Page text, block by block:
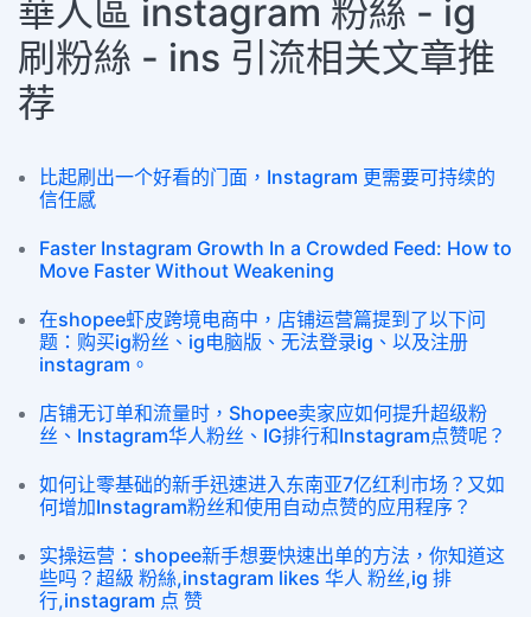
華人區 instagram 粉絲 - ig
刷粉絲 - ins 引流相关文章推
荐
比起刷出一个好看的门面，Instagram 更需要可持续的
信任感
Faster Instagram Growth In a Crowded Feed: How to
Move Faster Without Weakening
在shopee虾皮跨境电商中，店铺运营篇提到了以下问
题：购买ig粉丝、ig电脑版、无法登录ig、以及注册
instagram。
店铺无订单和流量时，Shopee卖家应如何提升超级粉
丝、Instagram华人粉丝、IG排行和Instagram点赞呢？
如何让零基础的新手迅速进入东南亚7亿红利市场？又如
何增加Instagram粉丝和使用自动点赞的应用程序？
实操运营：shopee新手想要快速出单的方法，你知道这
些吗？超級 粉絲,instagram likes 华人 粉丝,ig 排
行,instagram 点 赞